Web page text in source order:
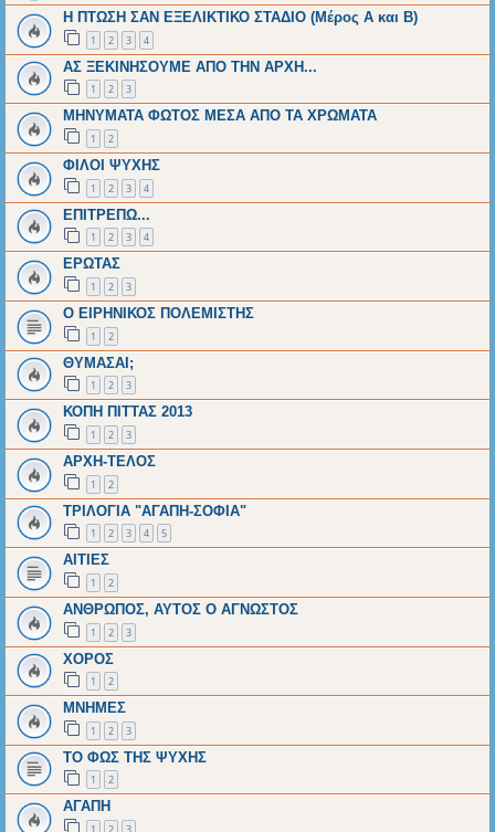
Η ΠΤΩΣΗ ΣΑΝ ΕΞΕΛΙΚΤΙΚΟ ΣΤΑΔΙΟ (Μέρος Α και Β)
1 2 3 4
ΑΣ ΞΕΚΙΝΗΣΟΥΜΕ ΑΠΟ ΤΗΝ ΑΡΧΗ...
1 2 3
ΜΗΝΥΜΑΤΑ ΦΩΤΟΣ ΜΕΣΑ ΑΠΟ ΤΑ ΧΡΩΜΑΤΑ
1 2
ΦΙΛΟΙ ΨΥΧΗΣ
1 2 3 4
EΠΙΤΡΕΠΩ...
1 2 3 4
ΕΡΩΤΑΣ
1 2 3
Ο ΕΙΡΗΝΙΚΟΣ ΠΟΛΕΜΙΣΤΗΣ
1 2
ΘΥΜΑΣΑΙ;
1 2 3
ΚΟΠΗ ΠΙΤΤΑΣ 2013
1 2 3
ΑΡΧΗ-ΤΕΛΟΣ
1 2
ΤΡΙΛΟΓΙΑ "ΑΓΑΠΗ-ΣΟΦΙΑ"
1 2 3 4 5
ΑΙΤΙΕΣ
1 2
ΑΝΘΡΩΠΟΣ, ΑΥΤΟΣ Ο ΑΓΝΩΣΤΟΣ
1 2 3
ΧΟΡΟΣ
1 2
ΜΝΗΜΕΣ
1 2 3
ΤΟ ΦΩΣ ΤΗΣ ΨΥΧΗΣ
1 2
ΑΓΑΠΗ